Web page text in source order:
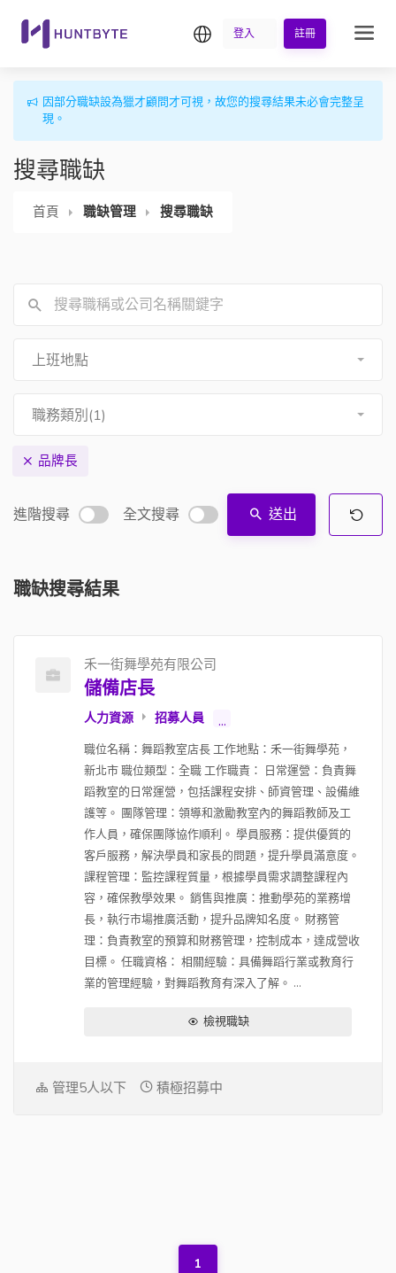
繁中登入 註冊
因部分職缺設為獵才顧問才可視，故您的搜尋結果未必會完整呈
現。
搜尋職缺
首頁 職缺管理 搜尋職缺
上班地點
職務類別(1)
品牌長
進階搜尋 全文搜尋 送出
職缺搜尋結果
禾一街舞學苑有限公司
儲備店長
人力資源 招募人員 ...
職位名稱：舞蹈教室店長 工作地點：禾一街舞學苑，
新北市 職位類型：全職 工作職責： 日常運營：負責舞
蹈教室的日常運營，包括課程安排、師資管理、設備維
護等。 團隊管理：領導和激勵教室內的舞蹈教師及工
作人員，確保團隊協作順利。 學員服務：提供優質的
客戶服務，解決學員和家長的問題，提升學員滿意度。
課程管理：監控課程質量，根據學員需求調整課程內
容，確保教學效果。 銷售與推廣：推動學苑的業務增
長，執行市場推廣活動，提升品牌知名度。 財務管
理：負責教室的預算和財務管理，控制成本，達成營收
目標。 任職資格： 相關經驗：具備舞蹈行業或教育行
業的管理經驗，對舞蹈教育有深入了解。 ...
檢視職缺
管理5人以下 積極招募中
1